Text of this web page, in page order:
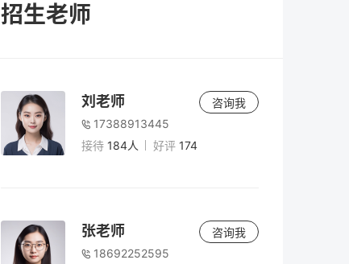
招生老师
刘老师
17388913445
接待 184人 好评 174
咨询我
张老师
18692252595
咨询我